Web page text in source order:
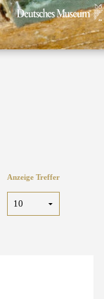
Anzeige Treffer